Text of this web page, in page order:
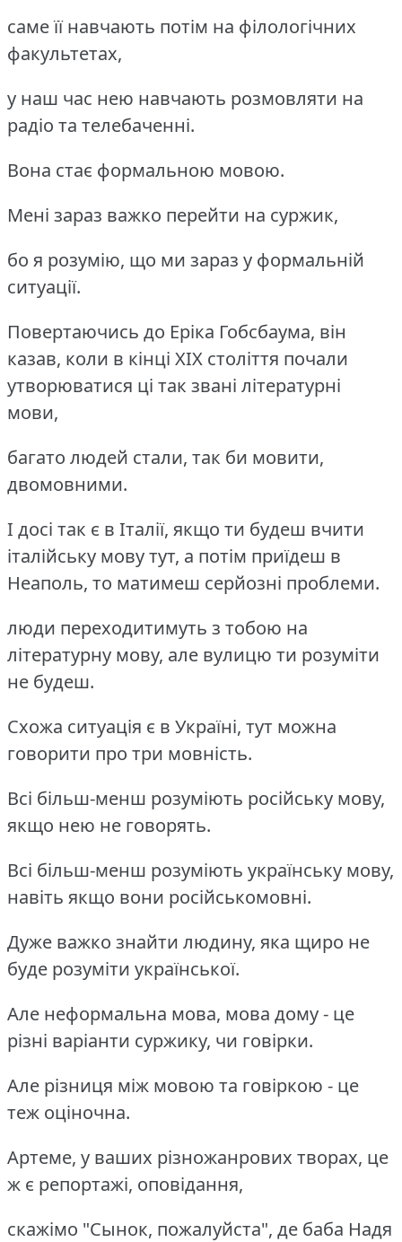
саме її навчають потім на філологічних
факультетах,
у наш час нею навчають розмовляти на
радіо та телебаченні.
Вона стає формальною мовою.
Мені зараз важко перейти на суржик,
бо я розумію, що ми зараз у формальній
ситуації.
Повертаючись до Еріка Гобсбаума, він
казав, коли в кінці ХІХ століття почали
утворюватися ці так звані літературні
мови,
багато людей стали, так би мовити,
двомовними.
І досі так є в Італії, якщо ти будеш вчити
італійську мову тут, а потім приїдеш в
Неаполь, то матимеш серйозні проблеми.
люди переходитимуть з тобою на
літературну мову, але вулицю ти розуміти
не будеш.
Схожа ситуація є в Україні, тут можна
говорити про три мовність.
Всі більш-менш розуміють російську мову,
якщо нею не говорять.
Всі більш-менш розуміють українську мову,
навіть якщо вони російськомовні.
Дуже важко знайти людину, яка щиро не
буде розуміти української.
Але неформальна мова, мова дому - це
різні варіанти суржику, чи говірки.
Але різниця між мовою та говіркою - це
теж оціночна.
Артеме, у ваших різножанрових творах, це
ж є репортажі, оповідання,
скажімо "Сынок, пожалуйста", де баба Надя